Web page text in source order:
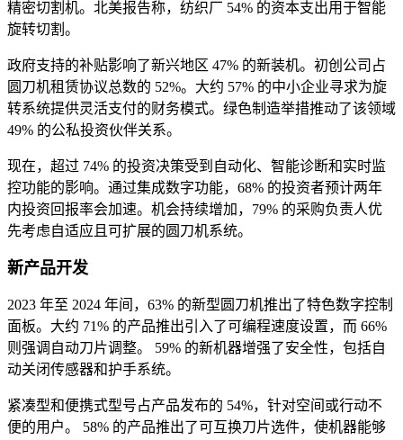
精密切割机。北美报告称，纺织厂 54% 的资本支出用于智能
旋转切割。
政府支持的补贴影响了新兴地区 47% 的新装机。初创公司占
圆刀机租赁协议总数的 52%。大约 57% 的中小企业寻求为旋
转系统提供灵活支付的财务模式。绿色制造举措推动了该领域
49% 的公私投资伙伴关系。
现在，超过 74% 的投资决策受到自动化、智能诊断和实时监
控功能的影响。通过集成数字功能，68% 的投资者预计两年
内投资回报率会加速。机会持续增加，79% 的采购负责人优
先考虑自适应且可扩展的圆刀机系统。
新产品开发
2023 年至 2024 年间，63% 的新型圆刀机推出了特色数字控制
面板。大约 71% 的产品推出引入了可编程速度设置，而 66%
则强调自动刀片调整。 59% 的新机器增强了安全性，包括自
动关闭传感器和护手系统。
紧凑型和便携式型号占产品发布的 54%，针对空间或行动不
便的用户。 58% 的产品推出了可互换刀片选件，使机器能够